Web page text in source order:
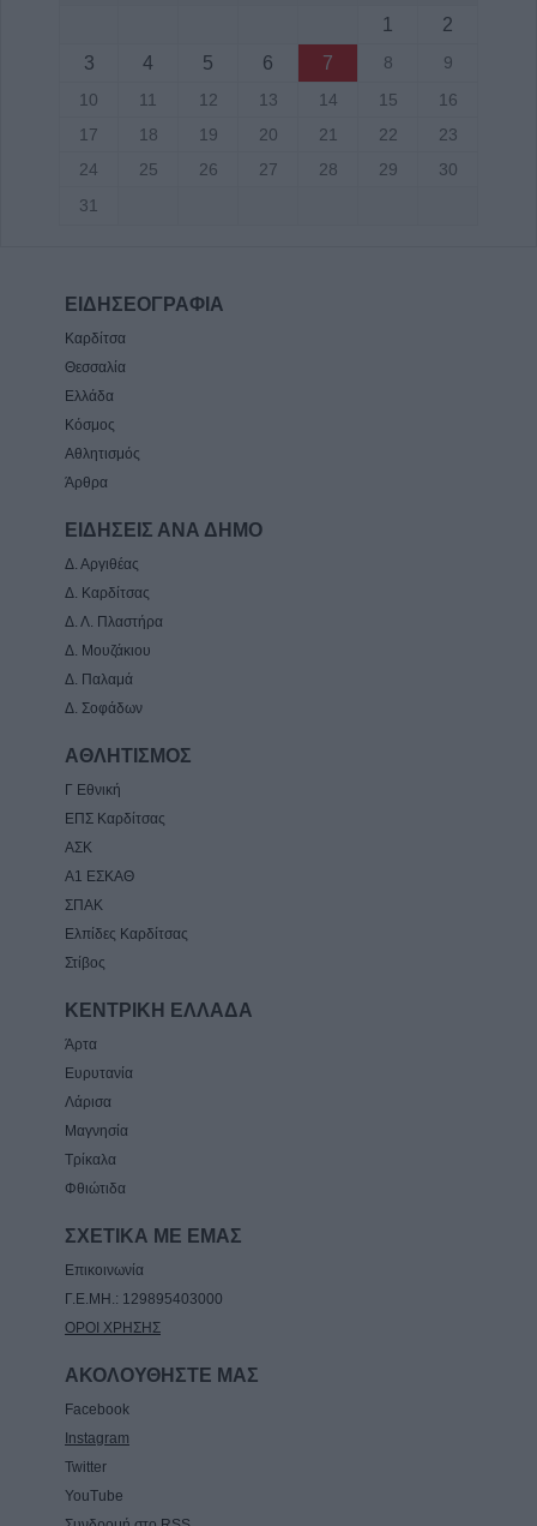
1
2
3
4 5 6 7 8
9
10
11 12 13 14 15
16
17
18 19 20 21 22
23
24
25 26 27 28 29
30
31
ΕΙΔΗΣΕΟΓΡΑΦΙΑ
Καρδίτσα
Θεσσαλία
Ελλάδα
Κόσμος
Αθλητισμός
Άρθρα
ΕΙΔΗΣΕΙΣ ΑΝΑ ΔΗΜΟ
Δ. Αργιθέας
Δ. Καρδίτσας
Δ. Λ. Πλαστήρα
Δ. Μουζάκιου
Δ. Παλαμά
Δ. Σοφάδων
ΑΘΛΗΤΙΣΜΟΣ
Γ Εθνική
ΕΠΣ Καρδίτσας
ΑΣΚ
Α1 ΕΣΚΑΘ
ΣΠΑΚ
Ελπίδες Καρδίτσας
Στίβος
ΚΕΝΤΡΙΚΗ ΕΛΛΑΔΑ
Άρτα
Ευρυτανία
Λάρισα
Μαγνησία
Τρίκαλα
Φθιώτιδα
ΣΧΕΤΙΚΑ ΜΕ ΕΜΑΣ
Επικοινωνία
Γ.Ε.ΜΗ.: 129895403000
ΟΡΟΙ ΧΡΗΣΗΣ
ΑΚΟΛΟΥΘΗΣΤΕ ΜΑΣ
Facebook
Instagram
Twitter
YouTube